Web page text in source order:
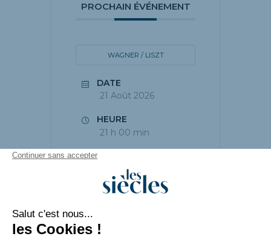
PROCHAIN ÉVÉNEMENT
WAGNER / LISZT
DATE
21 Août 2026
HEURE
21 h 00 min
PARTAGEZ CET